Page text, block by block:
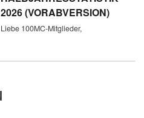
2026 (VORABVERSION)
Liebe 100MC-Mitglieder,